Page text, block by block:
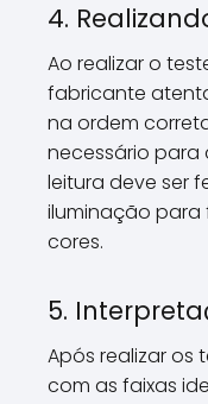
4.
Ao realizar o
fabricante
na ordem
necessário para
leitura deve ser
iluminação para
cores.
5.
Após realizar os
com as faixas